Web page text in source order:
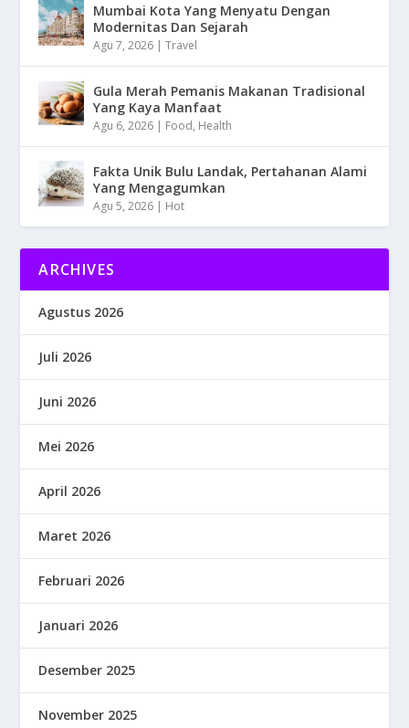
Mumbai Kota Yang Menyatu Dengan
Modernitas Dan Sejarah
Agu 7, 2026 |Travel
Gula Merah Pemanis Makanan Tradisional
Yang Kaya Manfaat
Agu 6, 2026 | Food, Health
Fakta Unik Bulu Landak, Pertahanan Alami
Yang Mengagumkan
Agu 5, 2026 | Hot
ARCHIVES
Agustus 2026
Juli 2026
Juni 2026
Mei 2026
April 2026
Maret 2026
Februari 2026
Januari 2026
Desember 2025
November 2025